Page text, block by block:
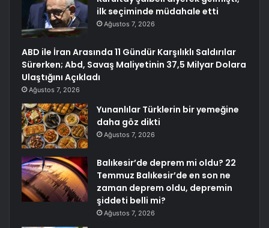
ilk seçiminde müdahale etti
Ağustos 7, 2026
ABD ile İran Arasında 11 Gündür Karşılıklı Saldırılar
Sürerken; Abd, Savaş Maliyetinin 37,5 Milyar Dolara
Ulaştığını Açıkladı
Ağustos 7, 2026
Yunanlılar Türklerin bir yemeğine
daha göz dikti
Ağustos 7, 2026
Balıkesir’de deprem mi oldu? 22
Temmuz Balıkesir’de en son ne
zaman deprem oldu, depremin
şiddeti belli mi?
Ağustos 7, 2026